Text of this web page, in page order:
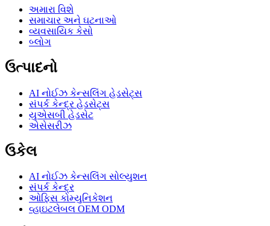
અમારા વિશે
સમાચાર અને ઘટનાઓ
વ્યવસાયિક કેસો
બ્લોગ
ઉત્પાદનો
AI નોઈઝ કેન્સલિંગ હેડસેટ્સ
સંપર્ક કેન્દ્ર હેડસેટ્સ
યુએસબી હેડસેટ
એસેસરીઝ
ઉકેલ
AI નોઈઝ કેન્સલિંગ સોલ્યુશન
સંપર્ક કેન્દ્ર
ઓફિસ કોમ્યુનિકેશન
વ્હાઇટલેબલ OEM ODM